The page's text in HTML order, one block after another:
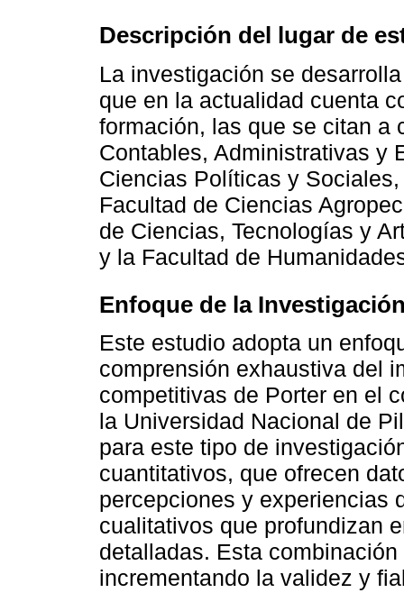
Descripción del lugar de
La investigación se
que en la actualidad cuenta
formación, las que se citan a
Contables, Administrativas y
Ciencias Políticas y
Facultad de Ciencias
de Ciencias, Tecnologías y
y la Facultad de
Enfoque de la
Este estudio adopta un
comprensión exhaustiva del
competitivas de Porter en el
la Universidad Nacional de
para este tipo de
cuantitativos, que ofrecen
percepciones y experiencias
cualitativos que profundizan
detalladas. Esta
incrementando la validez y